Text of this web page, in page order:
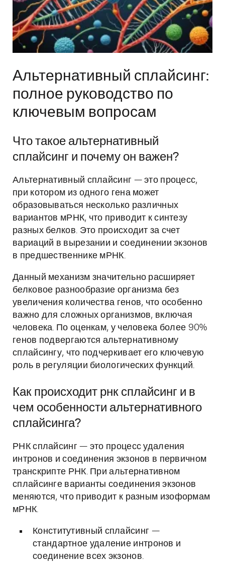
Альтернативный сплайсинг:
полное руководство по
ключевым вопросам
Что такое альтернативный
сплайсинг и почему он важен?
Альтернативный сплайсинг — это процесс,
при котором из одного гена может
образовываться несколько различных
вариантов мРНК, что приводит к синтезу
разных белков. Это происходит за счет
вариаций в вырезании и соединении экзонов
в предшественнике мРНК.
Данный механизм значительно расширяет
белковое разнообразие организма без
увеличения количества генов, что особенно
важно для сложных организмов, включая
человека. По оценкам, у человека более 90%
генов подвергаются альтернативному
сплайсингу, что подчеркивает его ключевую
роль в регуляции биологических функций.
Как происходит рнк сплайсинг и в
чем особенности альтернативного
сплайсинга?
РНК сплайсинг — это процесс удаления
интронов и соединения экзонов в первичном
транскрипте РНК. При альтернативном
сплайсинге варианты соединения экзонов
меняются, что приводит к разным изоформам
мРНК.
Конститутивный сплайсинг —
стандартное удаление интронов и
соединение всех экзонов.